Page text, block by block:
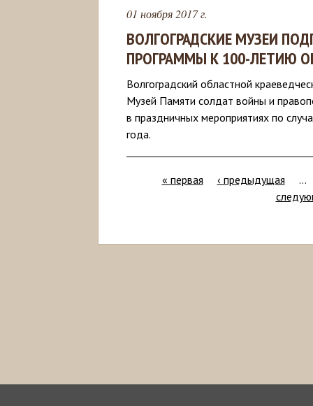
01 ноября 2017 г.
ВОЛГОГРАДСКИЕ МУЗЕИ
ПРОГРАММЫ К 100-ЛЕТИЮ
Волгоградский областной
Музей Памяти солдат войны и
в праздничных мероприятиях по
года.
« первая ‹ предыдущая
…